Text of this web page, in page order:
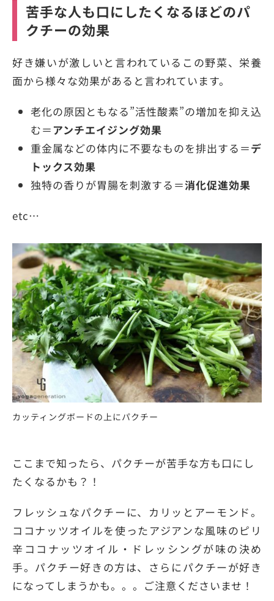
苦手な人も口にしたくなるほどのパ
クチーの効果
好き嫌いが激しいと言われているこの野菜、栄養
面から様々な効果があると言われています。
老化の原因ともなる”活性酸素”の増加を抑え込
む＝ アンチエイジング効果
重金属などの体内に不要なものを排出する＝デ
トックス効果
独特の香りが胃腸を刺激する＝消化促進効果
etc…
カッティングボードの上にパクチー
ここまで知ったら、パクチーが苦手な方も口にし
たくなるかも？！
フレッシュなパクチーに、カリッとアーモンド。
ココナッツオイルを使ったアジアンな風味のピリ
辛ココナッツオイル・ドレッシングが味の決め
手。パクチー好きの方は、さらにパクチーが好き
になってしまうかも。。。ご注意くださいませ！